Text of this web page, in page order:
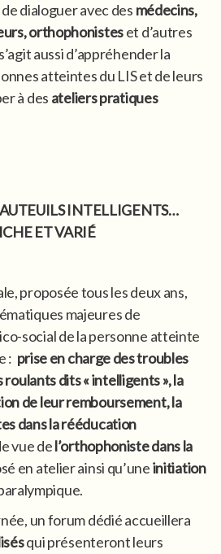
de dialoguer avec des médecins,
orthophonisteset d’autres
aussi d’appréhender la
atteintes du LIS et de leurs
à des ateliers pratiques
INTELLIGENTS…
ET VARIÉ
proposée tous les deux ans,
majeures de
social de la personne atteinte
: prise en charge des troubles
dits « intelligents », la
de leur remboursement, la
dans la rééducation
vue del’orthophoniste dans la
en atelier ainsi qu’uneinitiation
un forum dédié accueillera
qui présenteront leurs